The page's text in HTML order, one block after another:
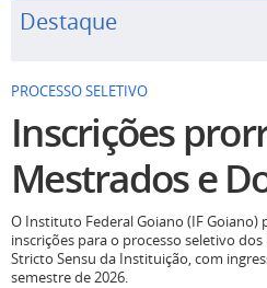
Destaque
PROCESSO SELETIVO
Inscrições
Mestrados e
O Instituto Federal Goiano (IF Goiano)
inscrições para o processo seletivo
Stricto Sensu da Instituição, com
semestre de 2026.